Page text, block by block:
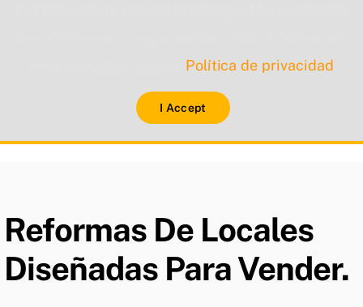
Política de privacidad
I Accept
Reformas De Locales
Diseñadas Para Vender.